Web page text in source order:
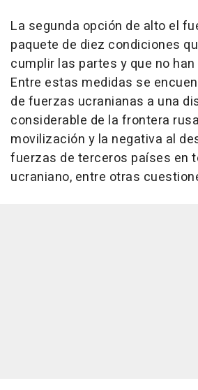
La segunda opción de alto el
paquete de diez condiciones
cumplir las partes y que no
Entre estas medidas se
de fuerzas ucranianas a una
considerable de la frontera
movilización y la negativa al
fuerzas de terceros países en
ucraniano, entre otras